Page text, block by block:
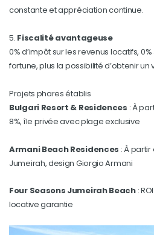
constante et appréciation continue.
5. Fiscalité avantageuse
0% d’impôt sur les revenus locatifs,
fortune, plus la possibilité d’obtenir un
Projets phares établis
Bulgari Resort & Residences : À
8%, île privée avec plage exclusive
Armani Beach Residences : À partir
Jumeirah, design Giorgio Armani
Four Seasons Jumeirah Beach:
locative garantie